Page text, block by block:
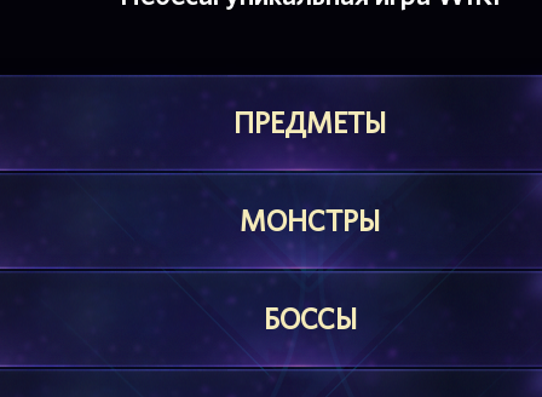
ПРЕДМЕТЫ
МОНСТРЫ
БОССЫ